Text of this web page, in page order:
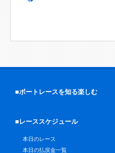
■ボートレースを知る楽しむ
■レーススケジュール
本日のレース
本日の払戻金一覧